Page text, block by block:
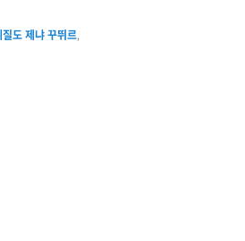
도 제냐 꾸뛰르,